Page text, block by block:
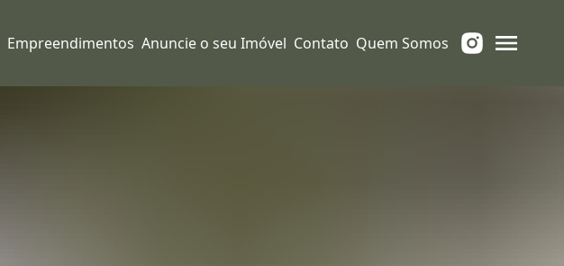
Empreendimentos Anuncie o seu Imóvel Contato Quem Somos